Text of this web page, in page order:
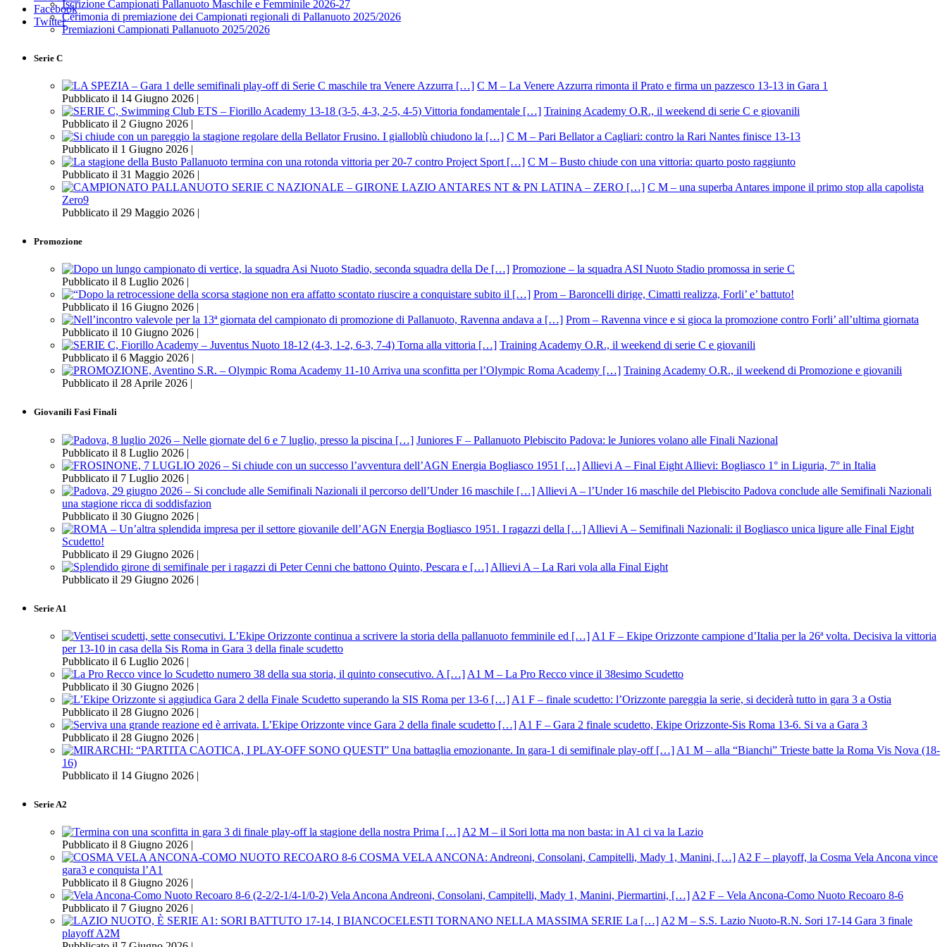
Facebook
Twitter
Iscrizione Campionati Pallanuoto Maschile e Femminile 2026-27
Cerimonia di premiazione dei Campionati regionali di Pallanuoto 2025/2026
Premiazioni Campionati Pallanuoto 2025/2026
Serie C
C M – La Venere Azzurra rimonta il Prato e firma un pazzesco 13-13 in Gara 1
Pubblicato il 14 Giugno 2026 |
Training Academy O.R., il weekend di serie C e giovanili
Pubblicato il 2 Giugno 2026 |
C M – Pari Bellator a Cagliari: contro la Rari Nantes finisce 13-13
Pubblicato il 1 Giugno 2026 |
C M – Busto chiude con una vittoria: quarto posto raggiunto
Pubblicato il 31 Maggio 2026 |
C M – una superba Antares impone il primo stop alla capolista
Zero9
Pubblicato il 29 Maggio 2026 |
Promozione
Promozione – la squadra ASI Nuoto Stadio promossa in serie C
Pubblicato il 8 Luglio 2026 |
Prom – Baroncelli dirige, Cimatti realizza, Forli’ e’ battuto!
Pubblicato il 16 Giugno 2026 |
Prom – Ravenna vince e si gioca la promozione contro Forli’ all’ultima giornata
Pubblicato il 10 Giugno 2026 |
Training Academy O.R., il weekend di serie C e giovanili
Pubblicato il 6 Maggio 2026 |
Training Academy O.R., il weekend di Promozione e giovanili
Pubblicato il 28 Aprile 2026 |
Giovanili Fasi Finali
Juniores F – Pallanuoto Plebiscito Padova: le Juniores volano alle Finali Nazional
Pubblicato il 8 Luglio 2026 |
Allievi A – Final Eight Allievi: Bogliasco 1° in Liguria, 7° in Italia
Pubblicato il 7 Luglio 2026 |
Allievi A – l’Under 16 maschile del Plebiscito Padova conclude alle Semifinali Nazionali
una stagione ricca di soddisfazion
Pubblicato il 30 Giugno 2026 |
Allievi A – Semifinali Nazionali: il Bogliasco unica ligure alle Final Eight
Scudetto!
Pubblicato il 29 Giugno 2026 |
Allievi A – La Rari vola alla Final Eight
Pubblicato il 29 Giugno 2026 |
Serie A1
A1 F – Ekipe Orizzonte campione d’Italia per la 26ª volta. Decisiva la vittoria
per 13-10 in casa della Sis Roma in Gara 3 della finale scudetto
Pubblicato il 6 Luglio 2026 |
A1 M – La Pro Recco vince il 38esimo Scudetto
Pubblicato il 30 Giugno 2026 |
A1 F – finale scudetto: l’Orizzonte pareggia la serie, si deciderà tutto in gara 3 a Ostia
Pubblicato il 28 Giugno 2026 |
A1 F – Gara 2 finale scudetto, Ekipe Orizzonte-Sis Roma 13-6. Si va a Gara 3
Pubblicato il 28 Giugno 2026 |
A1 M – alla “Bianchi” Trieste batte la Roma Vis Nova (18-
16)
Pubblicato il 14 Giugno 2026 |
Serie A2
A2 M – il Sori lotta ma non basta: in A1 ci va la Lazio
Pubblicato il 8 Giugno 2026 |
A2 F – playoff, la Cosma Vela Ancona vince
gara3 e conquista l’A1
Pubblicato il 8 Giugno 2026 |
A2 F – Vela Ancona-Como Nuoto Recoaro 8-6
Pubblicato il 7 Giugno 2026 |
A2 M – S.S. Lazio Nuoto-R.N. Sori 17-14 Gara 3 finale
playoff A2M